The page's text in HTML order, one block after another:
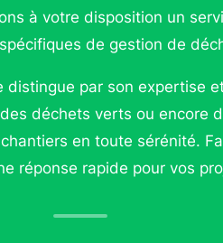
à votre disposition un
de gestion de
distingue par son expertise
déchets verts ou encore
en toute sérénité.
réponse rapide pour vos